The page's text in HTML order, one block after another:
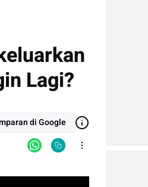
Lagi?
di Google